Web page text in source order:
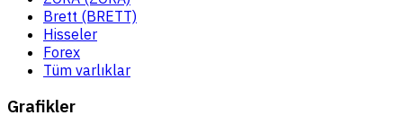
Brett (BRETT)
Hisseler
Forex
Tüm varlıklar
Grafikler